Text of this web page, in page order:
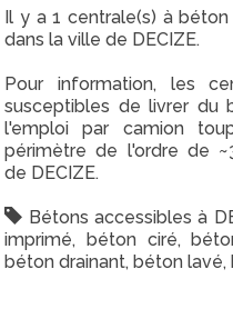
Il y a 1 centrale(s) à
dans la ville de DECIZE.
Pour information, les
susceptibles de livrer du
l'emploi par camion
périmètre de l'ordre de
de DECIZE.
Bétons accessibles à
imprimé, béton ciré,
béton drainant, béton lavé,